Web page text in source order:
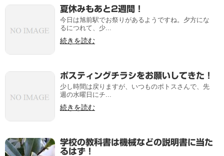
夏休みもあと2週間！
今日は旭前駅でお祭りがあるようですね。夕方にな
るにつれて、少...
続きを読む
ポスティングチラシをお願いしてきた！
少し時間は戻りますが、いつものポトスさんで、先
週の水曜日にチ...
続きを読む
学校の教科書は機械などの説明書に当た
るはず！